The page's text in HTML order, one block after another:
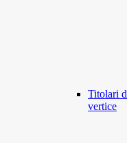
Titolari
vertice